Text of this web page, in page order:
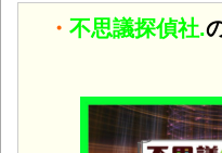
・ 不思議探偵社.